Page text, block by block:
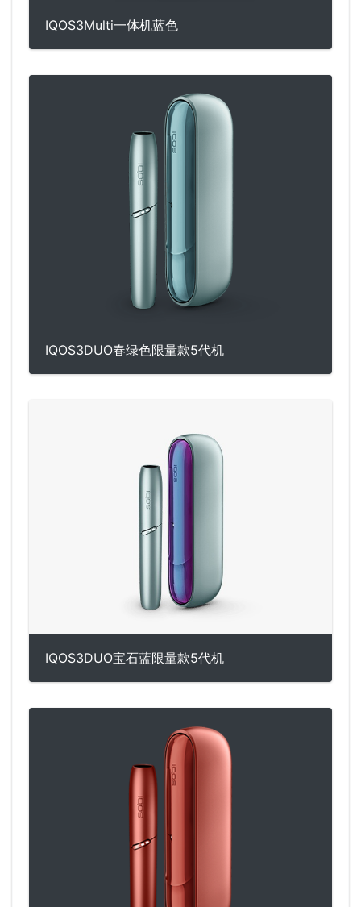
IQOS3Multi一体机蓝色
IQOS3DUO春绿色限量款5代机
IQOS3DUO宝石蓝限量款5代机